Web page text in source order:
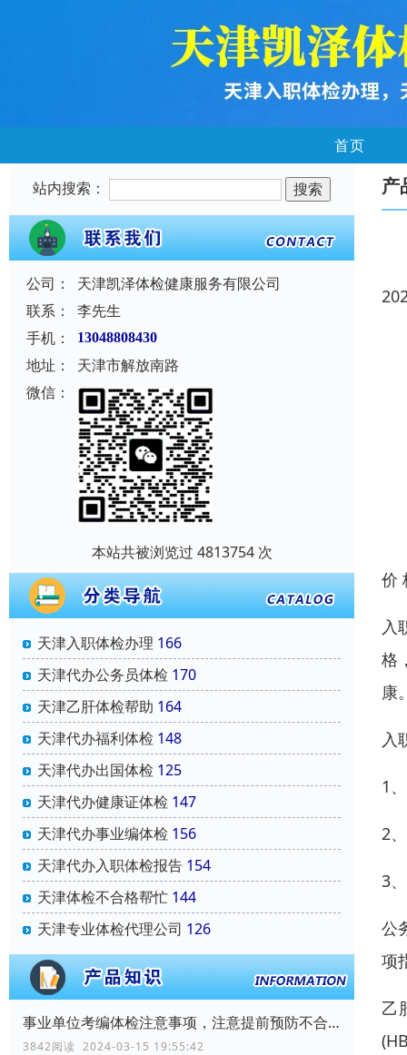
首页
站内搜索：
公司：
天津凯泽体检健康服务有限公司
联系：
李先生
手机：
13048808430
地址：
天津市解放南路
微信：
本站共被浏览过 4813754 次
天津入职体检办理 166
天津代办公务员体检 170
天津乙肝体检帮助 164
天津代办福利体检 148
天津代办出国体检 125
天津代办健康证体检 147
天津代办事业编体检 156
天津代办入职体检报告 154
天津体检不合格帮忙 144
天津专业体检代理公司 126
事业单位考编体检注意事项，注意提前预防不合格！
3842阅读 2024-03-15 19:55:42
产
价
入
格
康
入
1
2
3
公
项
乙